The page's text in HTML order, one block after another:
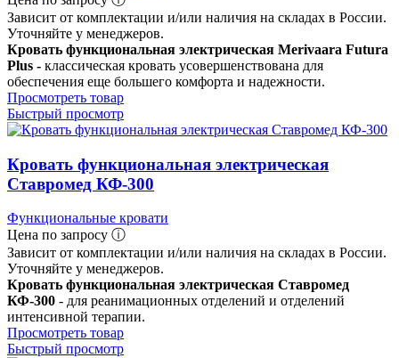
Зависит от комплектации и/или наличия на складах в России.
Уточняйте у менеджеров.
Кровать функциональная электрическая Merivaara Futura
Plus - классическая кровать усовершенствована для
обеспечения еще большего комфорта и надежности.
Просмотреть товар
Быстрый просмотр
Кровать функциональная электрическая
Ставромед КФ-300
Функциональные кровати
Цена по запросу ⓘ
Зависит от комплектации и/или наличия на складах в России.
Уточняйте у менеджеров.
Кровать функциональная электрическая Ставромед
КФ-300 - для реанимационных отделений и отделений
интенсивной терапии.
Просмотреть товар
Быстрый просмотр